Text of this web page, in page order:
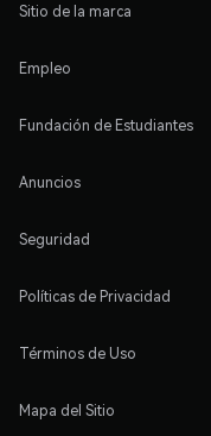
Sitio de la marca
Empleo
Fundación de Estudiantes
Anuncios
Seguridad
Políticas de Privacidad
Términos de Uso
Mapa del Sitio